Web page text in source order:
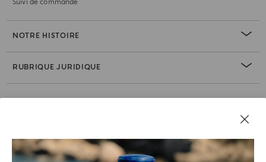
Suivi de commande
NOTRE HISTOIRE
RUBRIQUE JURIDIQUE